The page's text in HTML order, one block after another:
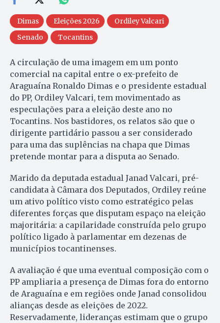
Dimas Eleições 2026
Ordiley Valcari
Senado
Tocantins
A circulação de uma imagem em um ponto
comercial na capital entre o ex-prefeito de
Araguaína Ronaldo Dimas e o presidente estadual
do PP, Ordiley Valcari, tem movimentado as
especulações para a eleição deste ano no
Tocantins. Nos bastidores, os relatos são que o
dirigente partidário passou a ser considerado
para uma das suplências na chapa que Dimas
pretende montar para a disputa ao Senado.
Marido da deputada estadual Janad Valcari, pré-
candidata à Câmara dos Deputados, Ordiley reúne
um ativo político visto como estratégico pelas
diferentes forças que disputam espaço na eleição
majoritária: a capilaridade construída pelo grupo
político ligado à parlamentar em dezenas de
municípios tocantinenses.
A avaliação é que uma eventual composição com o
PP ampliaria a presença de Dimas fora do entorno
de Araguaína e em regiões onde Janad consolidou
alianças desde as eleições de 2022.
Reservadamente, lideranças estimam que o grupo